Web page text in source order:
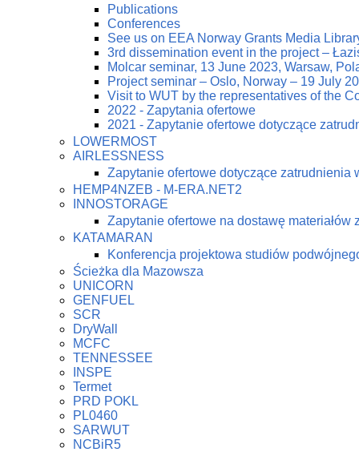
Publications
Conferences
See us on EEA Norway Grants Media
3rd dissemination event in the project –
Molcar seminar, 13 June 2023, Warsaw,
Project seminar – Oslo, Norway – 19 July
Visit to WUT by the representatives of the
2022 - Zapytania ofertowe
2021 - Zapytanie ofertowe dotyczące
LOWERMOST
AIRLESSNESS
Zapytanie ofertowe dotyczące zatrudnienia
HEMP4NZEB - M-ERA.NET2
INNOSTORAGE
Zapytanie ofertowe na dostawę materiałów
KATAMARAN
Konferencja projektowa studiów
Ścieżka dla Mazowsza
UNICORN
GENFUEL
SCR
DryWall
MCFC
TENNESSEE
INSPE
Termet
PRD POKL
PL0460
SARWUT
NCBiR5